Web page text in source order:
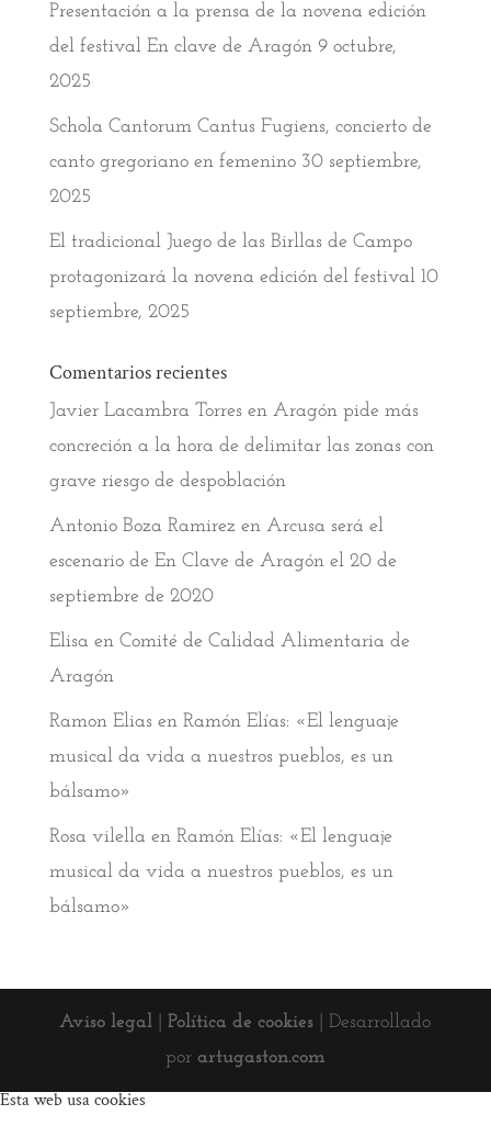
Presentación a la prensa de la novena edición
del festival En clave de Aragón 9 octubre,
2025
Schola Cantorum Cantus Fugiens, concierto de
canto gregoriano en femenino 30 septiembre,
2025
El tradicional Juego de las Birllas de Campo
protagonizará la novena edición del festival 10
septiembre, 2025
Comentarios recientes
Javier Lacambra Torresen Aragón pide más
concreción a la hora de delimitar las zonas con
grave riesgo de despoblación
Antonio Boza Ramirez en Arcusa será el
escenario de En Clave de Aragón el 20 de
septiembre de 2020
Elisa en Comité de Calidad Alimentaria de
Aragón
Ramon Eliasen Ramón Elías: «El lenguaje
musical da vida a nuestros pueblos, es un
bálsamo»
Rosa vilella en Ramón Elías: «El lenguaje
musical da vida a nuestros pueblos, es un
bálsamo»
Aviso legal |Política de cookies | Desarrollado
por artugaston.com
Esta web usa cookies